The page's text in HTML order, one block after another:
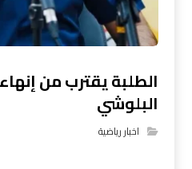
الطلبة يقترب من
البلوشي
اخبار رياضية